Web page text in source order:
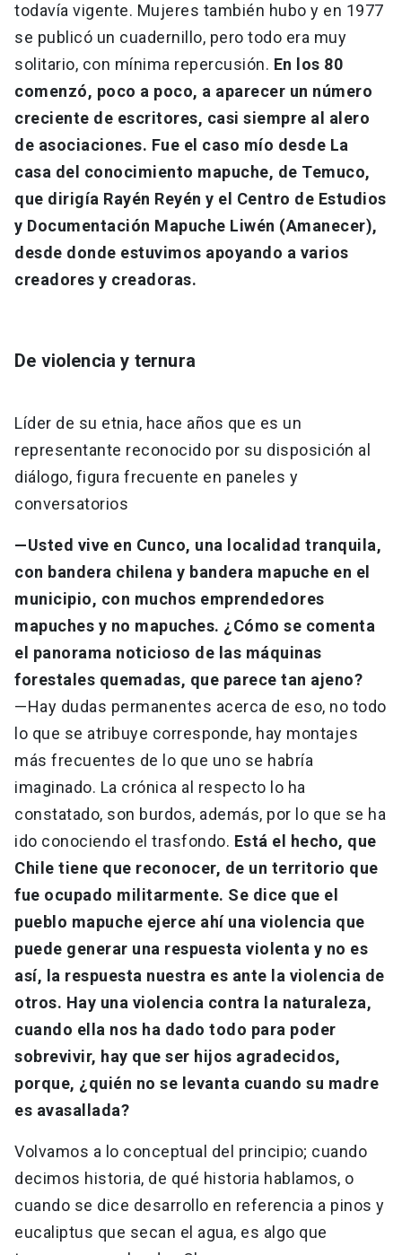
todavía vigente. Mujeres también hubo y en 1977
se publicó un cuadernillo, pero todo era muy
solitario, con mínima repercusión. En los 80
comenzó, poco a poco, a aparecer un número
creciente de escritores, casi siempre al alero
de asociaciones. Fue el caso mío desde La
casa del conocimiento mapuche, de Temuco,
que dirigía Rayén Reyén y el Centro de Estudios
y Documentación Mapuche Liwén (Amanecer),
desde donde estuvimos apoyando a varios
creadores y creadoras.
De violencia y ternura
Líder de su etnia, hace años que es un
representante reconocido por su disposición al
diálogo, figura frecuente en paneles y
conversatorios
—Usted vive en Cunco, una localidad tranquila,
con bandera chilena y bandera mapuche en el
municipio, con muchos emprendedores
mapuches y no mapuches. ¿Cómo se comenta
el panorama noticioso de las máquinas
forestales quemadas, que parece tan ajeno?
—Hay dudas permanentes acerca de eso, no todo
lo que se atribuye corresponde, hay montajes
más frecuentes de lo que uno se habría
imaginado. La crónica al respecto lo ha
constatado, son burdos, además, por lo que se ha
ido conociendo el trasfondo. Está el hecho, que
Chile tiene que reconocer, de un territorio que
fue ocupado militarmente. Se dice que el
pueblo mapuche ejerce ahí una violencia que
puede generar una respuesta violenta y no es
así, la respuesta nuestra es ante la violencia de
otros. Hay una violencia contra la naturaleza,
cuando ella nos ha dado todo para poder
sobrevivir, hay que ser hijos agradecidos,
porque, ¿quién no se levanta cuando su madre
es avasallada?
Volvamos a lo conceptual del principio; cuando
decimos historia, de qué historia hablamos, o
cuando se dice desarrollo en referencia a pinos y
eucaliptus que secan el agua, es algo que